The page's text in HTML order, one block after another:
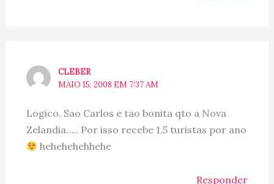
CLEBER
MAIO 15, 2008 EM 7:37 AM
Logico. Sao Carlos e tao bonita qto a Nova
Zelandia….. Por isso recebe 1,5 turistas por ano
hehehehehhehe
Responder